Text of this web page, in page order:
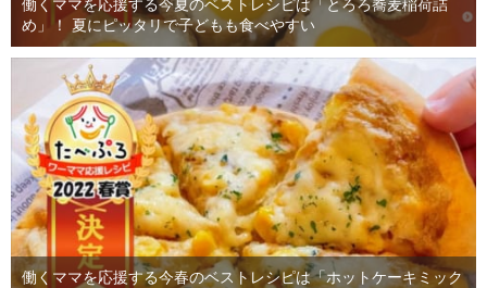
働くママを応援する今夏のベストレシピは「とろろ蕎麦稲荷詰
め」！ 夏にピッタリで子どもも食べやすい
働くママを応援する今春のベストレシピは「ホットケーキミック